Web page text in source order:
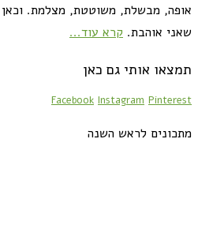
אופה, מבשלת, משוטטת, מצלמת.
שאני אוהבת. קרא עוד...
תמצאו אותי גם כאן
Facebook Instagram Pinterest
מתכונים לראש השנה